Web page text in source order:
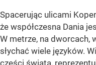
Spacerując ulicami
że współczesna Dania
W metrze, na dworcach,
słychać wiele języków.